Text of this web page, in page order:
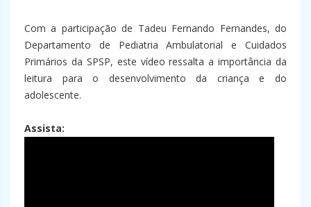
Com a participação de Tadeu Fernando Fernandes, do
Departamento de Pediatria Ambulatorial e Cuidados
Primários da SPSP, este vídeo ressalta a importância da
leitura para o desenvolvimento da criança e do
adolescente.
Assista: